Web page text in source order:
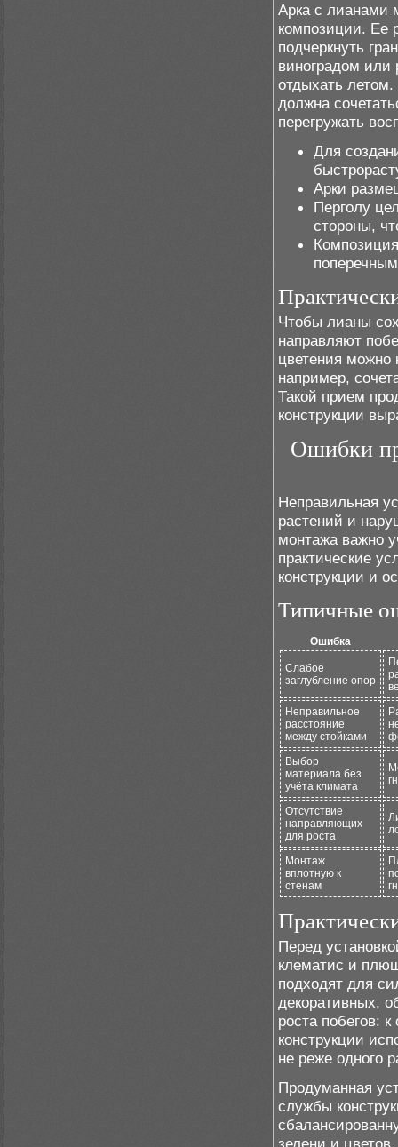
Арка с лианами
композиции. Ее
подчеркнуть
виноградом или
отдыхать
должна
перегружать
Для
Арки
Перголу
стороны,
Чтобы лианы
направляют
цветения можно
например,
Такой прием
конструкции
Ошибки
Неправильная
растений и
монтажа важно
практические
конструкции и
Типичные
Ошибка
Слабое
заглубление опор
Неправильное
расстояние
между стойками
Выбор
материала без
учёта климата
Отсутствие
направляющих
для роста
Монтаж
вплотную к
стенам
Перед
клематис и
подходят для
декоративных,
роста побегов:
конструкции
не реже одного
Продуманная
службы
зелени и цветов.